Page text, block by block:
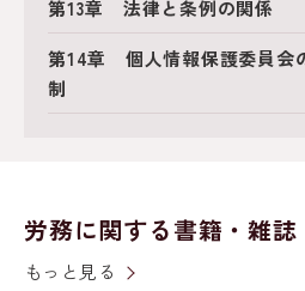
第13章 法律と条例の関係
第14章 個人情報保護委員会
制
労務に関する書籍・雑誌
もっと見る